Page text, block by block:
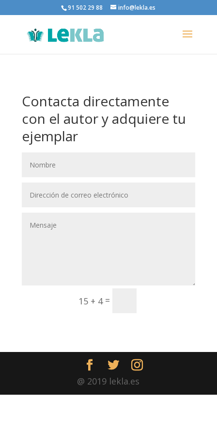
91 502 29 88 info@lekla.es
Contacta directamente
con el autor y adquiere tu
ejemplar
15 + 4=
@ 2019 lekla.es